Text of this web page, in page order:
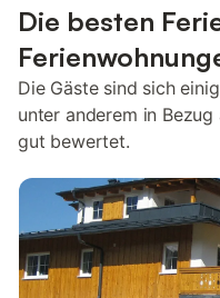
Die besten
Die Gäste sind sich
unter anderem in
gut bewertet.